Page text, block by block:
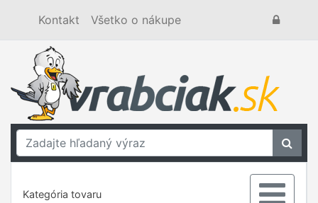
Kontakt Všetko o nákupe
Kategória tovaru